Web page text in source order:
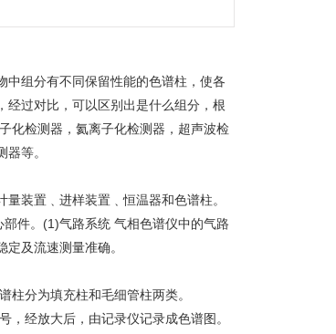
中组分有不同保留性能的色谱柱，使各
经过对比，可以区别出是什么组分，根
化检测器，氦离子化检测器，超声波检
等。
装置﹑进样装置﹑恒温器和色谱柱。
件。(1)气路系统 气相色谱仪中的气路
及流速测量准确。
柱分为填充柱和毛细管柱两类。
经放大后，由记录仪记录成色谱图。